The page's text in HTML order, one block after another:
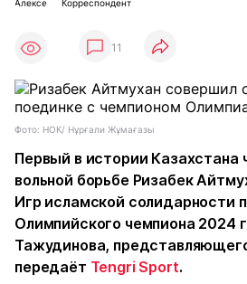
Корреспондент
11
Фото: НОК/ Нұрғали Жұмағазы
Первый в истории Казахстана
вольной борьбе Ризабек
Игр исламской солидарности
Олимпийского чемпиона 2024
Тажудинова,
передаёт Tengri Sport.